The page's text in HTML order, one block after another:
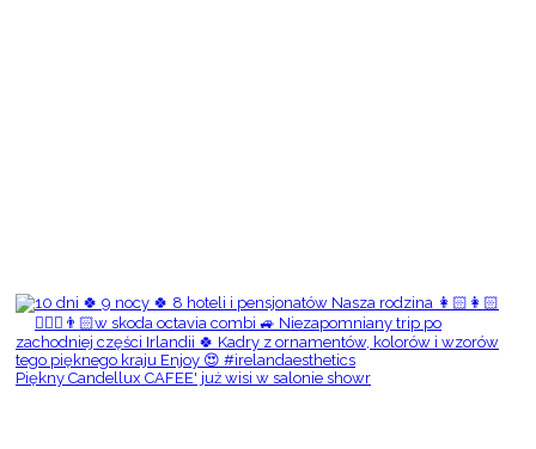
Piękny Candellux CAFEE' już wisi w salonie showr